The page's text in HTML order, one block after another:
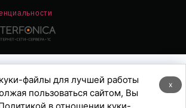
x
файлы для лучшей работы
пользоваться сайтом, Вы